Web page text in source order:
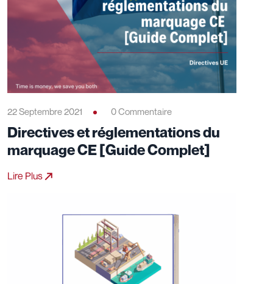
22 Septembre 2021 0 Commentaire
Directives et réglementations du
marquage CE [Guide Complet]
Lire Plus